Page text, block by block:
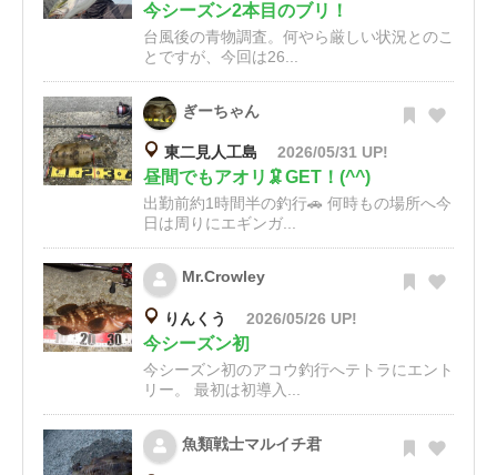
今シーズン2本目のブリ！
台風後の青物調査。何やら厳しい状況とのこ
とですが、今回は26...
ぎーちゃん
東二見人工島 2026/05/31 UP!
昼間でもアオリ🦑GET！(^^)
出勤前約1時間半の釣行🚗 何時もの場所へ今
日は周りにエギンガ...
Mr.Crowley
りんくう 2026/05/26 UP!
今シーズン初
今シーズン初のアコウ釣行へテトラにエント
リー。 最初は初導入...
魚類戦士マルイチ君